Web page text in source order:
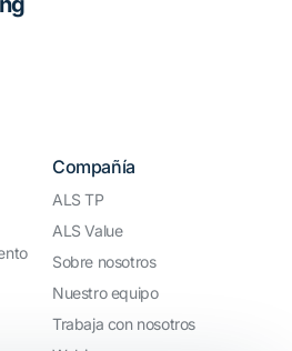
Compañía
ALS TP
ALS Value
Sobre nosotros
Nuestro equipo
Trabaja con nosotros